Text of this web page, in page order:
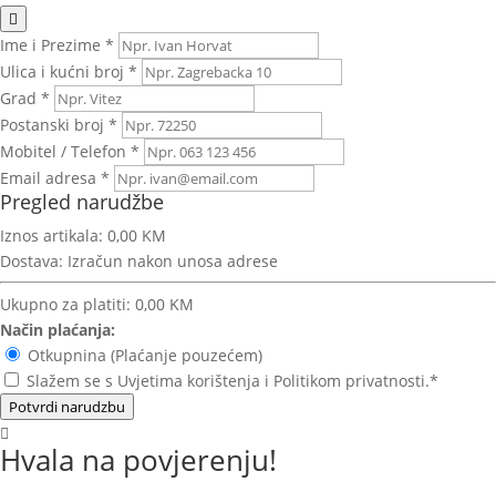
Ime i Prezime *
Ulica i kućni broj *
Grad *
Postanski broj *
Mobitel / Telefon *
Email adresa *
Pregled narudžbe
Iznos artikala: 0,00 KM
Dostava: Izračun nakon unosa adrese
Ukupno za platiti: 0,00 KM
Način plaćanja:
Otkupnina (Plaćanje pouzećem)
Slažem se s Uvjetima korištenja i Politikom privatnosti.*
Potvrdi narudzbu
Hvala na povjerenju!